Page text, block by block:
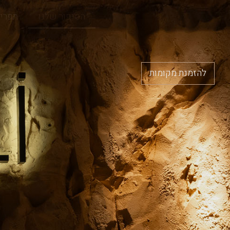
הסיפור שלנו תפריט
להזמנת מקומות